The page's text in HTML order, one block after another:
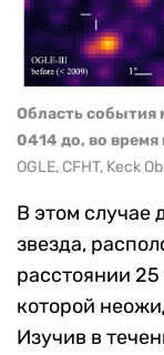
Область события
0414 до, во время
OGLE, CFHT, Keck
В этом случае
звезда,
расстоянии 25
которой
Изучив в